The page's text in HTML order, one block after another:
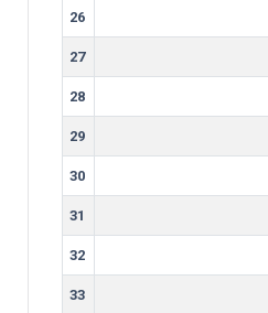
26
27
28
29
30
31
32
33